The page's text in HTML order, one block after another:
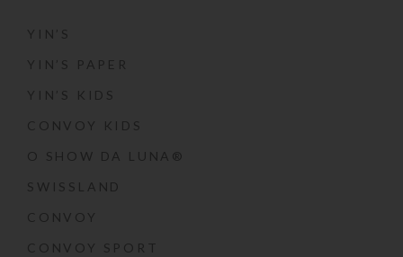
YIN’S
YIN’S PAPER
YIN’S KIDS
CONVOY KIDS
O SHOW DA LUNA®
SWISSLAND
CONVOY
CONVOY SPORT